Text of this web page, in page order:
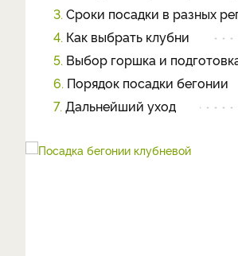
3. Сроки посадки в разных
4. Как выбрать клубни
5. Выбор горшка и
6. Порядок посадки бегонии
7. Дальнейший уход